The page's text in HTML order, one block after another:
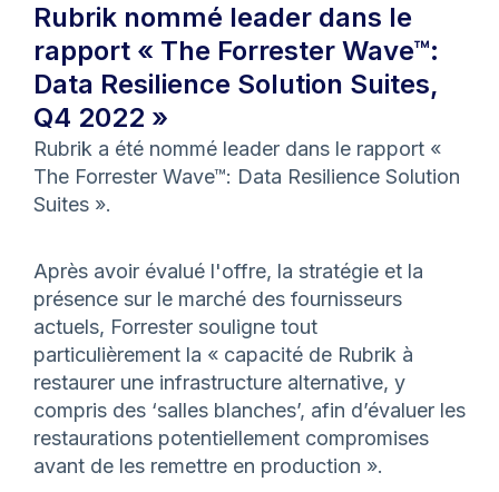
Rubrik nommé leader dans le
rapport « The Forrester Wave™:
Data Resilience Solution Suites,
Q4 2022 »
Rubrik a été nommé leader dans le rapport «
The Forrester Wave™: Data Resilience Solution
Suites ».
Après avoir évalué l'offre, la stratégie et la
présence sur le marché des fournisseurs
actuels, Forrester souligne tout
particulièrement la « capacité de Rubrik à
restaurer une infrastructure alternative, y
compris des ‘salles blanches’, afin d’évaluer les
restaurations potentiellement compromises
avant de les remettre en production ».